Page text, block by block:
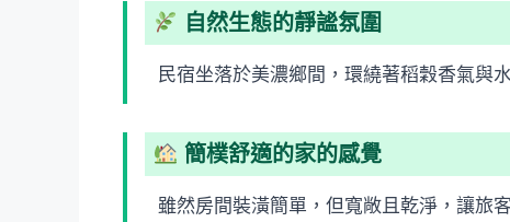
自然生態的靜謐氛圍
民宿坐落於美濃鄉間，環繞著稻穀香氣與
簡樸舒適的家的感覺
雖然房間裝潢簡單，但寬敞且乾淨，讓旅